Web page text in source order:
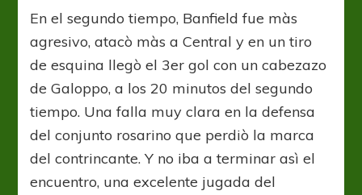
En el segundo tiempo, Banfield fue màs
agresivo, atacò màs a Central y en un tiro
de esquina llegò el 3er gol con un cabezazo
de Galoppo, a los 20 minutos del segundo
tiempo. Una falla muy clara en la defensa
del conjunto rosarino que perdiò la marca
del contrincante. Y no iba a terminar asì el
encuentro, una excelente jugada del